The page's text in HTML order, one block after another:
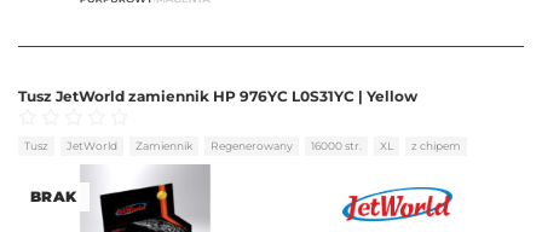
BRAK
Tusz JetWorld zamiennik HP 976YC L0S31YC | Yellow
Oceniono0 na 5
Tusz JetWorld Zamiennik Regenerowany 16000 str. XL z chipem